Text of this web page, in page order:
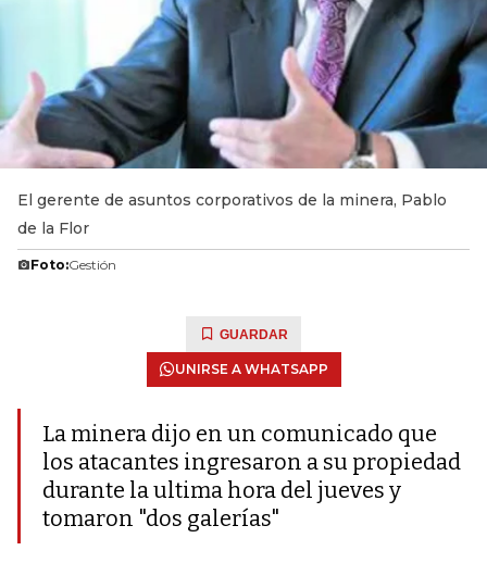
El gerente de asuntos corporativos de la minera, Pablo
de la Flor
Foto:Gestión
GUARDAR
UNIRSE A WHATSAPP
La minera dijo en un comunicado que
los atacantes ingresaron a su propiedad
durante la ultima hora del jueves y
tomaron "dos galerías"